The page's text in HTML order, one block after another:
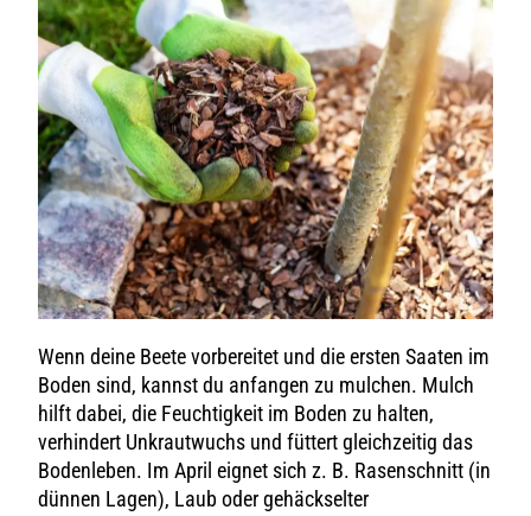
Wenn deine Beete vorbereitet und die ersten Saaten im
Boden sind, kannst du anfangen zu mulchen. Mulch
hilft dabei, die Feuchtigkeit im Boden zu halten,
verhindert Unkrautwuchs und füttert gleichzeitig das
Bodenleben. Im April eignet sich z. B. Rasenschnitt (in
dünnen Lagen), Laub oder gehäckselter